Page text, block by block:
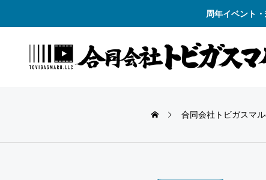
周年イベント
合同会社トビガスマ